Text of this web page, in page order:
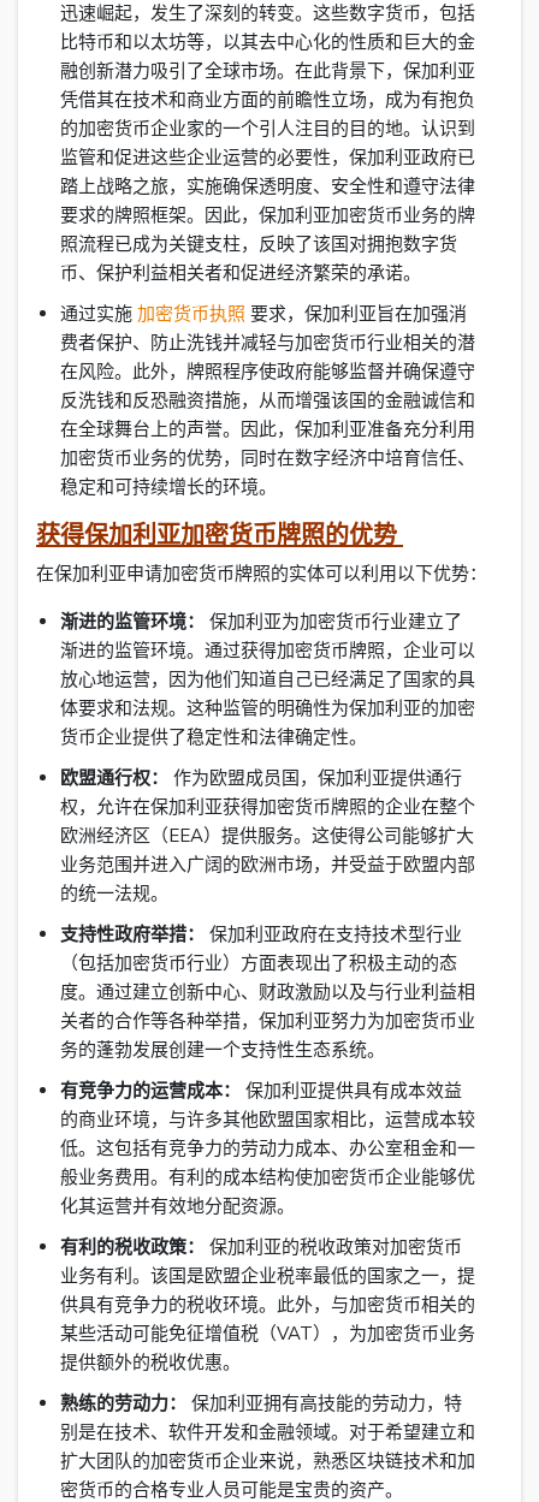
迅速崛起，发生了深刻的转变。这些数字货币，包括
比特币和以太坊等，以其去中心化的性质和巨大的金
融创新潜力吸引了全球市场。在此背景下，保加利亚
凭借其在技术和商业方面的前瞻性立场，成为有抱负
的加密货币企业家的一个引人注目的目的地。认识到
监管和促进这些企业运营的必要性，保加利亚政府已
踏上战略之旅，实施确保透明度、安全性和遵守法律
要求的牌照框架。因此，保加利亚加密货币业务的牌
照流程已成为关键支柱，反映了该国对拥抱数字货
币、保护利益相关者和促进经济繁荣的承诺。
通过实施 加密货币执照 要求，保加利亚旨在加强消
费者保护、防止洗钱并减轻与加密货币行业相关的潜
在风险。此外，牌照程序使政府能够监督并确保遵守
反洗钱和反恐融资措施，从而增强该国的金融诚信和
在全球舞台上的声誉。因此，保加利亚准备充分利用
加密货币业务的优势，同时在数字经济中培育信任、
稳定和可持续增长的环境。
获得保加利亚加密货币牌照的优势
在保加利亚申请加密货币牌照的实体可以利用以下优势：
渐进的监管环境： 保加利亚为加密货币行业建立了
渐进的监管环境。通过获得加密货币牌照，企业可以
放心地运营，因为他们知道自己已经满足了国家的具
体要求和法规。这种监管的明确性为保加利亚的加密
货币企业提供了稳定性和法律确定性。
欧盟通行权：
作为欧盟成员国，保加利亚提供通行
权，允许在保加利亚获得加密货币牌照的企业在整个
欧洲经济区（EEA）提供服务。这使得公司能够扩大
业务范围并进入广阔的欧洲市场，并受益于欧盟内部
的统一法规。
支持性政府举措： 保加利亚政府在支持技术型行业
（包括加密货币行业）方面表现出了积极主动的态
度。通过建立创新中心、财政激励以及与行业利益相
关者的合作等各种举措，保加利亚努力为加密货币业
务的蓬勃发展创建一个支持性生态系统。
有竞争力的运营成本：
保加利亚提供具有成本效益
的商业环境，与许多其他欧盟国家相比，运营成本较
低。这包括有竞争力的劳动力成本、办公室租金和一
般业务费用。有利的成本结构使加密货币企业能够优
化其运营并有效地分配资源。
有利的税收政策：
保加利亚的税收政策对加密货币
业务有利。该国是欧盟企业税率最低的国家之一，提
供具有竞争力的税收环境。此外，与加密货币相关的
某些活动可能免征增值税（VAT），为加密货币业务
提供额外的税收优惠。
熟练的劳动力： 保加利亚拥有高技能的劳动力，特
别是在技术、软件开发和金融领域。对于希望建立和
扩大团队的加密货币企业来说，熟悉区块链技术和加
密货币的合格专业人员可能是宝贵的资产。